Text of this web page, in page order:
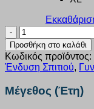
Εσώρουχο
Bamboo
Slip
Walk
ΡΑΦ-
ΛΙΛΑ
2τεμ.
Προσθήκη στο καλάθι
Κωδικός προϊόντος:
Ένδυση Σπιτιού,
Μέγεθος (Έτη)